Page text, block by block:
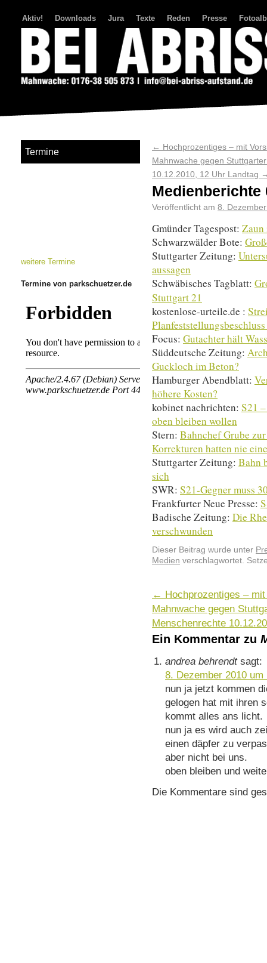
Aktiv! Downloads Jura Texte Reden Presse
← Hochprozentiges – mit
Mahnwache gegen
10.12.2010, 12 Uhr Landtag
Medienberichte
Veröffentlicht am 8.
Gmünder Tagespost: Zaun
Schwarzwälder Bote:
Stuttgarter Zeitung:
aussagen
Schwäbisches Tagblatt:
Stuttgart 21
kostenlose-urteile.de :
Focus: Gutachter hält
Süddeutsche Zeitung:
Guckloch im Beton?
Hamburger Abendblatt:
höhere Kosten?
kobinet nachrichten: S21
oben bleiben wollen
Stern: Bahnchef Grube
Korrekturen hatten nie
Stuttgarter Zeitung: Bahn
sich
SWR: S21-Gegner muss
Frankfurter Neue Presse:
Badische Zeitung: Die
verschwunden
Dieser Beitrag wurde unter
Medien verschlagwortet.
← Hochprozentiges –
Mahnwache gegen
Menschenrechte
Ein Kommentar zu
andrea behrendt sagt:
8. Dezember 2010 um
nun ja jetzt kommen
gelogen hat mit ihren
kommt alles ans licht.
nun ja es wird auch
einen däpfer zu
aber nicht bei uns.
oben bleiben und
Die Kommentare sind
Termine
weitere Termine
Termine von parkschuetzer.de